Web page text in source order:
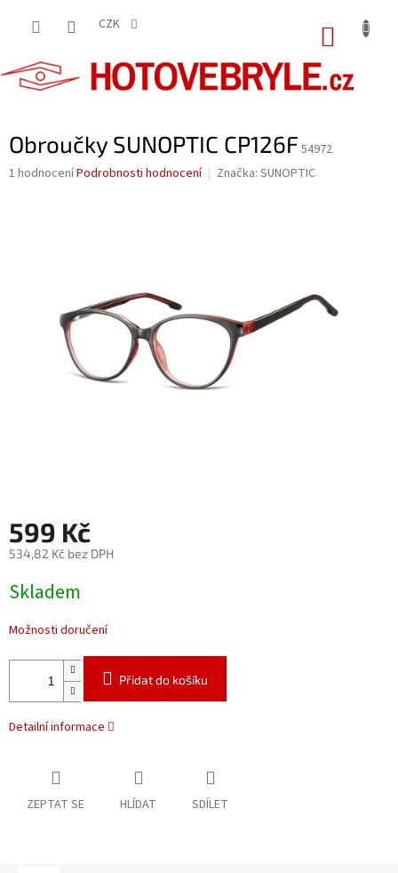
CZK
Obroučky SUNOPTIC CP126F 54972
Průměrné
1 hodnoceníPodrobnosti hodnocení Značka: SUNOPTIC
599 Kč
534,82 Kč bez DPH
cena:
Skladem
Možnosti doručení
Přidat do košíku
Detailní informace
ZEPTAT SE HLÍDAT SDÍLET